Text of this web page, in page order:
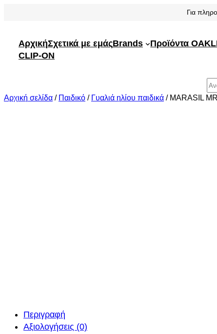
Για
ΑρχικήΣχετικά με εμάςBrands Προϊόντα
CLIP-ON
Αρχική σελίδα / Παιδικό / Γυαλιά ηλίου παιδικά / MARASIL
Περιγραφή
Αξιολογήσεις (0)